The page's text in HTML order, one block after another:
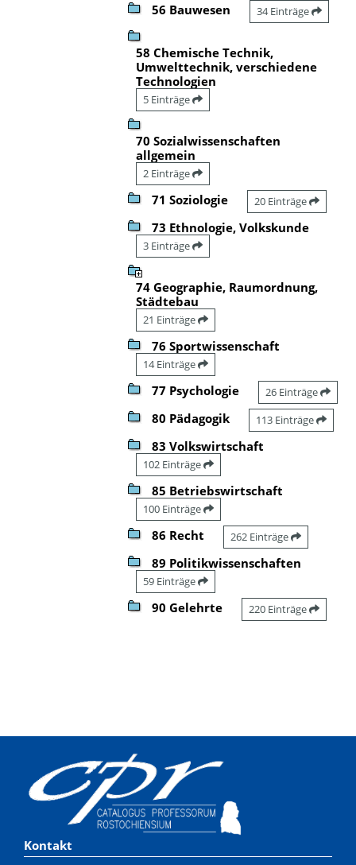
56 Bauwesen 34 Einträge
58 Chemische Technik,
Umwelttechnik, verschiedene
Technologien
5 Einträge
70 Sozialwissenschaften
allgemein
2 Einträge
71 Soziologie 20 Einträge
73 Ethnologie, Volkskunde
3 Einträge
74 Geographie, Raumordnung,
Städtebau
21 Einträge
76 Sportwissenschaft
14 Einträge
77 Psychologie 26 Einträge
80 Pädagogik 113 Einträge
83 Volkswirtschaft
102 Einträge
85 Betriebswirtschaft
100 Einträge
86 Recht 262 Einträge
89 Politikwissenschaften
59 Einträge
90 Gelehrte 220 Einträge
Kontakt